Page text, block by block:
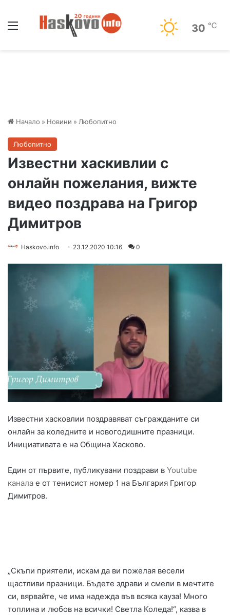
30 ℃
Начало » Новини » Любопитно
Любопитно
Известни хаскивлии с
онлайн пожелания, вижте
видео поздрава на Григор
Димитров
Haskovo.info 23.12.2020 10:16 0
Известни хасковлии поздравяват съгражданите си
онлайн за коледните и новогодишните празници.
Инициативата е на Община Хасково.
Един от първите, публикувани поздрави в Youtube
канала е от тенисист номер 1 на България Григор
Димитров.
„Скъпи приятели, искам да ви пожелая весели
щастливи празници. Бъдете здрави и смели в мечтите
си, вярвайте, че има надежда във всяка кауза! Много
топлина и любов на всички! Светла Коледа!“, казва в